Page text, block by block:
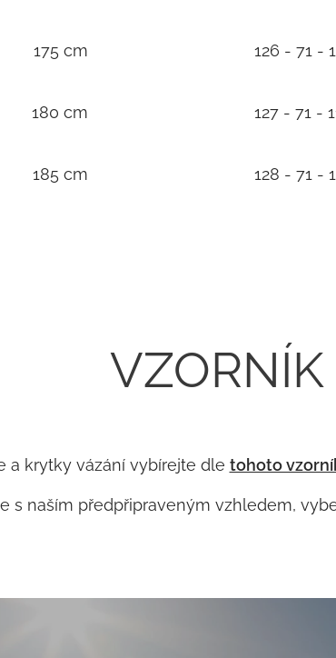
175 cm
180 cm
185 cm
126 - 71 -
127 - 71 -
128 - 71 -
a krytky vázání vybírejte dle tohoto
s naším předpřipraveným vzhledem,